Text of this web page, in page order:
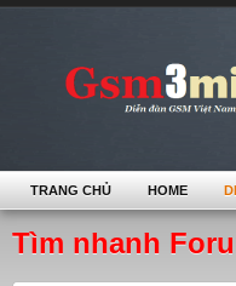
Tìm nhanh
TRANG CHỦ HOME